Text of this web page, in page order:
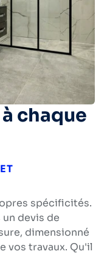
chaque
spécificités.
devis de
dimensionné
vos travaux. Qu'il